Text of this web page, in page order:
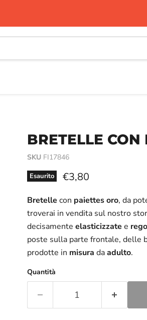
BRETELLE CON
SKU FI17846
Esaurito Prezzo attuale
€3,80
Bretelle con paiettesoro, da
troverai in vendita sul nostro
decisamente elasticizzate e
poste sulla parte frontale, delle
prodotte in misura daadulto.
Quantità